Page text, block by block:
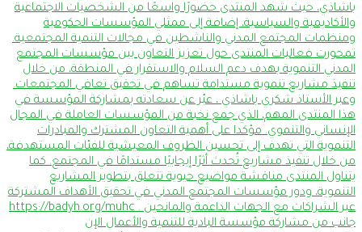
جانب من مشاركة مؤسسة البادية للتنمية والأعمال الإن